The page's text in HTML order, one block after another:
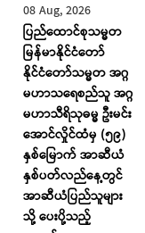
08 Aug, 2026
ပြည်ထောင်စုသမ္မတ
မြန်မာနိုင်ငံတော်
နိုင်ငံတော်သမ္မတ အဂ္ဂ
မဟာသရေစည်သူ အဂ္ဂ
မဟာသီရိသုဓမ္မ ဦးမင်း
အောင်လှိုင်ထံမှ (၅၉)
နှစ်မြောက် အာဆီယံ
နှစ်ပတ်လည်နေ့တွင်
အာဆီယံပြည်သူများ
သို့ ပေးပို့သည့်